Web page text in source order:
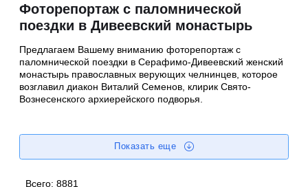
Фоторепортаж с паломнической
поездки в Дивеевский монастырь
Предлагаем Вашему вниманию фоторепортаж с
паломнической поездки в Серафимо-Дивеевский женский
монастырь православных верующих челнинцев, которое
возглавил диакон Виталий Семенов, клирик Свято-
Вознесенского архиерейского подворья.
Показать еще
Всего:8881